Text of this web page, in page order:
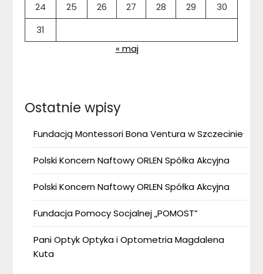
24
25 26 27 28 29
30
31
« maj
Ostatnie wpisy
Fundacją Montessori Bona Ventura w Szczecinie
Polski Koncern Naftowy ORLEN Spółka Akcyjna
Polski Koncern Naftowy ORLEN Spółka Akcyjna
Fundacja Pomocy Socjalnej „POMOST”
Pani Optyk Optyka i Optometria Magdalena
Kuta